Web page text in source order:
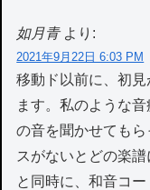
如月青 より:
2021年9月22日 6:03 PM
移動ド以前に、初
ます。私のような
の音を聞かせても
スがないとどの楽譜
と同時に、和音コ